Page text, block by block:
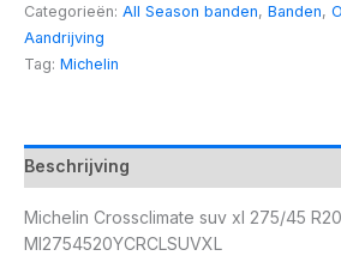
Categorieën: All Season banden, Banden,
Aandrijving
Tag: Michelin
Beschrijving
Michelin Crossclimate suv xl 275/45 R20
MI2754520YCRCLSUVXL